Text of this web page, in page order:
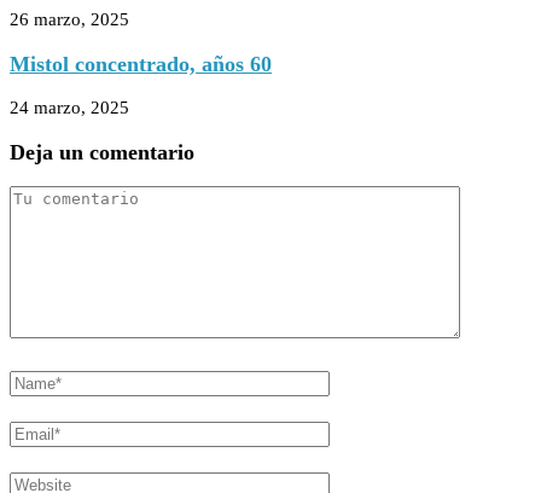
26 marzo, 2025
Mistol concentrado, años 60
24 marzo, 2025
Deja un comentario